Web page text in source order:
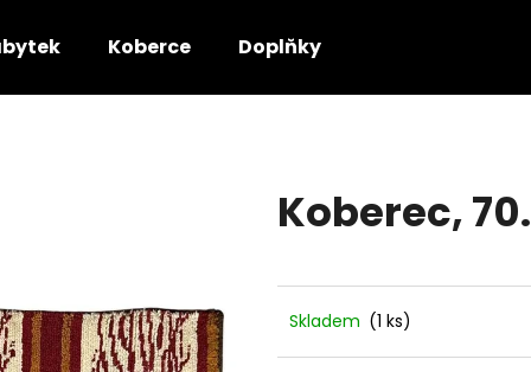
Koberce Doplňky
Koberec,
Skladem (1 ks)
HLEDAT
Doporučujeme